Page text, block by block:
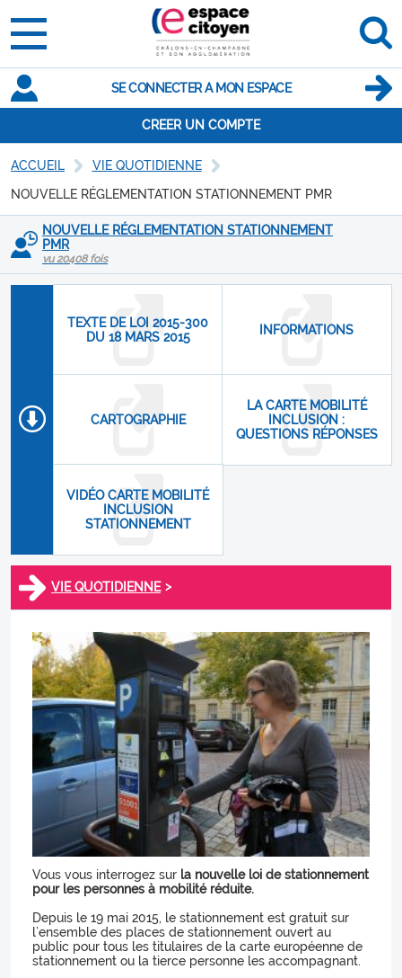
SE CONNECTER A MON ESPACE
CREER UN COMPTE
ACCUEIL
VIE QUOTIDIENNE
NOUVELLE RÉGLEMENTATION STATIONNEMENT PMR
NOUVELLE RÉGLEMENTATION STATIONNEMENT
PMR
vu 20408 fois
TEXTE DE LOI 2015-300
DU 18 MARS 2015
INFORMATIONS
CARTOGRAPHIE
LA CARTE MOBILITÉ
INCLUSION :
QUESTIONS RÉPONSES
VIDÉO CARTE MOBILITÉ
INCLUSION
STATIONNEMENT
VIE QUOTIDIENNE >
Vous vous interrogez sur la nouvelle loi de stationnement
pour les personnes à mobilité réduite.
Depuis le 19 mai 2015, le stationnement est gratuit sur
l’ensemble des places de stationnement ouvert au
public pour tous les titulaires de la carte européenne de
stationnement ou la tierce personne les accompagnant.